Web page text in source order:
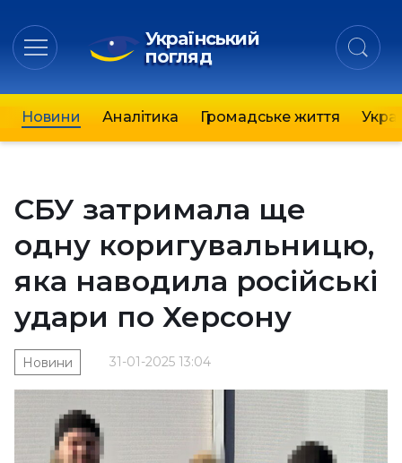
Український
погляд
Новини Аналітика Громадське життя
СБУ затримала ще
одну коригувальницю,
яка наводила російські
удари по Херсону
31-01-2025 13:04
Новини